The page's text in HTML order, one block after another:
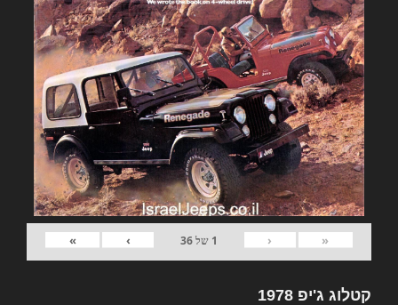
«
‹
1 של36
›
»
קטלוג ג'יפ 1978